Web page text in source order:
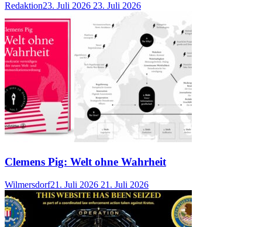
Redaktion23. Juli 2026 23. Juli 2026
Clemens Pig: Welt ohne Wahrheit
Wilmersdorf21. Juli 2026 21. Juli 2026